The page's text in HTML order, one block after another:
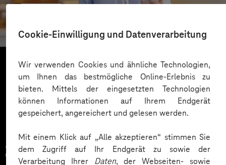
Cookie-Einwilligung und Datenverarbeitung
Wir verwenden Cookies und ähnliche Technologien,
um Ihnen das bestmögliche Online-Erlebnis zu
bieten. Mittels der eingesetzten Technologien
können Informationen auf Ihrem Endgerät
gespeichert, angereichert und gelesen werden.
Mit einem Klick auf „Alle akzeptieren“ stimmen Sie
dem Zugriff auf Ihr Endgerät zu sowie der
Verarbeitung Ihrer Daten, der Webseiten- sowie
Cloudbasierter Kundenservice
Mehr laden
Zahlreiche Unternehmen